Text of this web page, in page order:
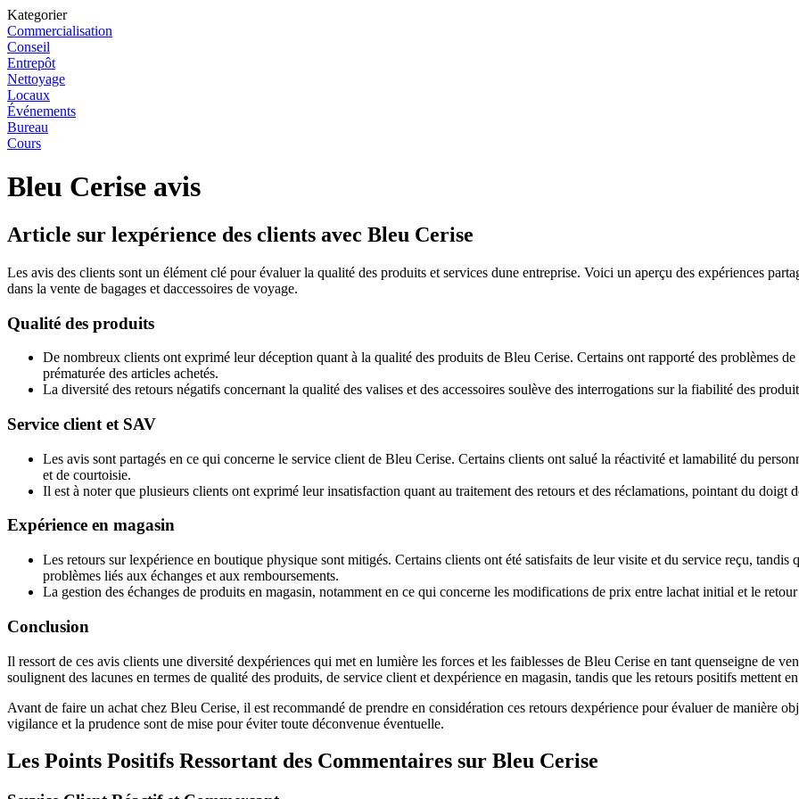
Kategorier
Commercialisation
Conseil
Entrepôt
Nettoyage
Locaux
Événements
Bureau
Cours
Bleu Cerise avis
Article sur lexpérience des clients avec Bleu Cerise
Les avis des clients sont un élément clé pour évaluer la qualité des produits et services dune entreprise. Voici un aperçu des expériences
dans la vente de bagages et daccessoires de voyage.
Qualité des produits
De nombreux clients ont exprimé leur déception quant à la qualité des produits de Bleu Cerise. Certains ont rapporté des problèmes
prématurée des articles achetés.
La diversité des retours négatifs concernant la qualité des valises et des accessoires soulève des interrogations sur la fiabilité des
Service client et SAV
Les avis sont partagés en ce qui concerne le service client de Bleu Cerise. Certains clients ont salué la réactivité et lamabilité du
et de courtoisie.
Il est à noter que plusieurs clients ont exprimé leur insatisfaction quant au traitement des retours et des réclamations, pointant du doigt
Expérience en magasin
Les retours sur lexpérience en boutique physique sont mitigés. Certains clients ont été satisfaits de leur visite et du service reçu, tandis
problèmes liés aux échanges et aux remboursements.
La gestion des échanges de produits en magasin, notamment en ce qui concerne les modifications de prix entre lachat initial et le
Conclusion
Il ressort de ces avis clients une diversité dexpériences qui met en lumière les forces et les faiblesses de Bleu Cerise en tant quenseigne de
soulignent des lacunes en termes de qualité des produits, de service client et dexpérience en magasin, tandis que les retours positifs mettent
Avant de faire un achat chez Bleu Cerise, il est recommandé de prendre en considération ces retours dexpérience pour évaluer de manière
vigilance et la prudence sont de mise pour éviter toute déconvenue éventuelle.
Les Points Positifs Ressortant des Commentaires sur Bleu Cerise